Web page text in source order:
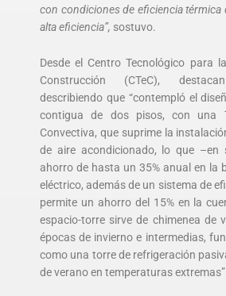
con condiciones de eficiencia térmica
alta eficiencia”, sostuvo.
Desde el Centro Tecnológico para
Construcción (CTeC),
describiendo que “contempló el
contigua de dos pisos, con una
Convectiva, que suprime la
de aire acondicionado, lo que –en
ahorro de hasta un 35% anual en la
eléctrico, además de un sistema de
permite un ahorro del 15% en la
espacio-torre sirve de chimenea de
épocas de invierno e intermedias,
como una torre de refrigeración
de verano en temperaturas